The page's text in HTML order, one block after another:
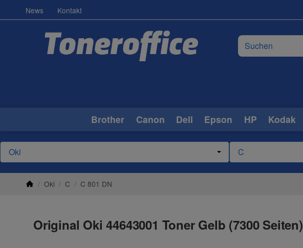
News Kontakt
Brother Canon Dell Epson HP Kodak
/ Oki / C / C 801 DN
Original Oki 44643001 Toner Gelb (7300 Seiten)